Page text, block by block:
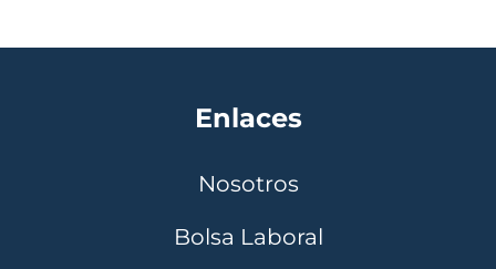
Enlaces
Nosotros
Bolsa Laboral